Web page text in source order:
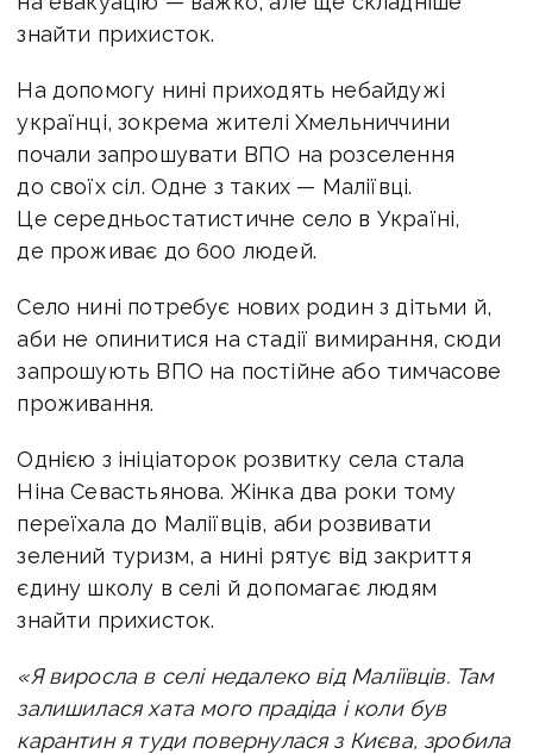
знайти прихисток.
На допомогу нині приходять небайдужі
українці, зокрема жителі Хмельниччини
почали запрошувати ВПО на розселення
до своїх сіл. Одне з таких — Маліївці.
Це середньостатистичне село в Україні,
де проживає до 600 людей.
Село нині потребує нових родин з дітьми й,
аби не опинитися на стадії вимирання, сюди
запрошують ВПО на постійне або тимчасове
проживання.
Однією з ініціаторок розвитку села стала
Ніна Севастьянова. Жінка два роки тому
переїхала до Маліївців, аби розвивати
зелений туризм, а нині рятує від закриття
єдину школу в селі й допомагає людям
знайти прихисток.
«Я виросла в селі недалеко від Маліївців. Там
залишилася хата мого прадіда і коли був
карантин я туди повернулася з Києва, зробила